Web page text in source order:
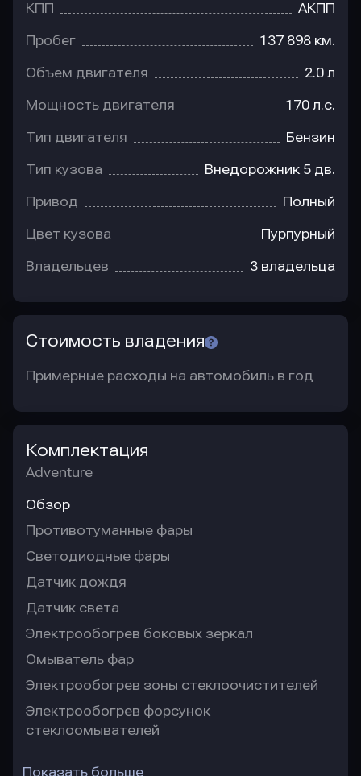
КПП АКПП
Пробег 137 898 км.
Объем двигателя 2.0 л
Мощность двигателя 170 л.с.
Тип двигателя Бензин
Тип кузова Внедорожник 5 дв.
Привод Полный
Цвет кузова Пурпурный
Владельцев 3 владельца
Стоимость владения
Примерные расходы на автомобиль в год
Комплектация
Adventure
Обзор
Противотуманные фары
Светодиодные фары
Датчик дождя
Датчик света
Электрообогрев боковых зеркал
Омыватель фар
Электрообогрев зоны стеклоочистителей
Электрообогрев форсунок
стеклоомывателей
Показать больше